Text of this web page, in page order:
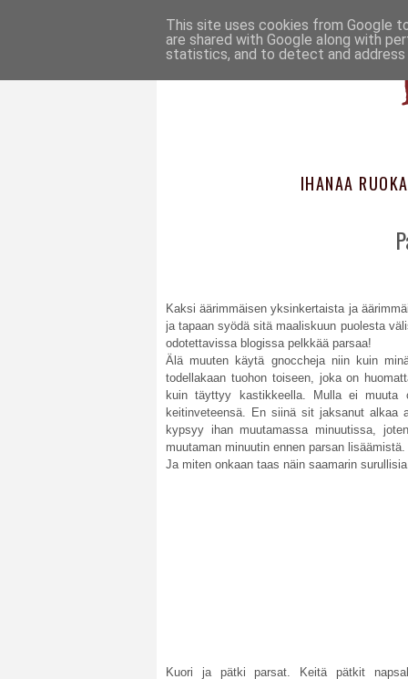
IHANAA
Kaksi äärimmäisen yksinkertaista ja
ja tapaan syödä sitä maaliskuun puolesta
odotettavissa blogissa pelkkää parsaa!
Älä muuten käytä gnoccheja niin kuin
todellakaan tuohon toiseen, joka on
kuin täyttyy kastikkeella. Mulla ei
keitinveteensä. En siinä sit jaksanut alkaa
kypsyy ihan muutamassa minuutissa,
muutaman minuutin ennen parsan
Ja miten onkaan taas näin saamarin
Kuori ja pätki parsat. Keitä pätkit
This site uses cookies from Google
are shared with Google along with
statistics, and to detect and address